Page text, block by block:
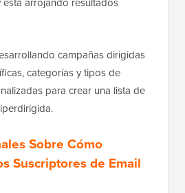
campañas dirigidas
categorías y tipos de
para crear una lista de
Sobre Cómo
Suscriptores de Email